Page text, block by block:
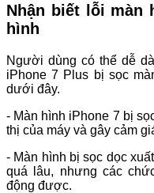
Nhận biết lỗi màn
hình
Người dùng có thể dễ
iPhone 7 Plus bị sọc
dưới đây.
- Màn hình iPhone 7 bị
thị của máy và gây cảm
- Màn hình bị sọc dọc
quá lâu, nhưng các
động được.